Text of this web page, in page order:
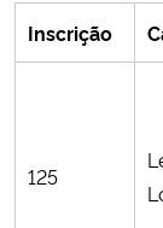
Inscrição
125